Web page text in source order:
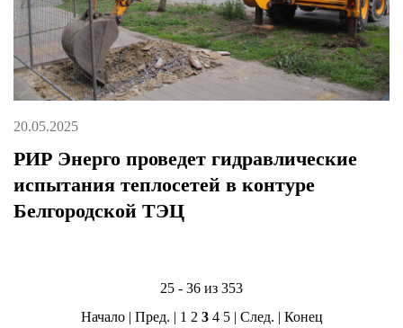
20.05.2025
РИР Энерго проведет гидравлические
испытания теплосетей в контуре
Белгородской ТЭЦ
25 - 36 из 353
Начало| Пред. | 1 2 3 4 5| След. | Конец